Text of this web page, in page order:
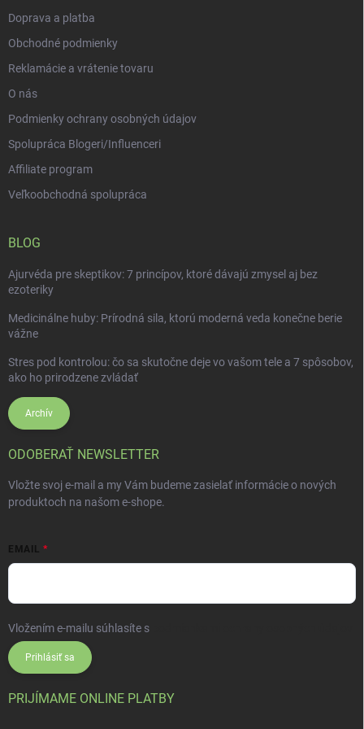
Doprava a platba
Obchodné podmienky
Reklamácie a vrátenie tovaru
O nás
Podmienky ochrany osobných údajov
Spolupráca Blogeri/Influenceri
Affiliate program
Veľkoobchodná spolupráca
BLOG
Ajurvéda pre skeptikov: 7 princípov, ktoré dávajú zmysel aj bez
ezoteriky
Medicinálne huby: Prírodná sila, ktorú moderná veda konečne berie
vážne
Stres pod kontrolou: čo sa skutočne deje vo vašom tele a 7 spôsobov,
ako ho prirodzene zvládať
Archív
ODOBERAŤ NEWSLETTER
Vložte svoj e-mail a my Vám budeme zasielať informácie o nových
produktoch na našom e-shope.
EMAIL
Vložením e-mailu súhlasíte s
Prihlásiť sa
PRIJÍMAME ONLINE PLATBY